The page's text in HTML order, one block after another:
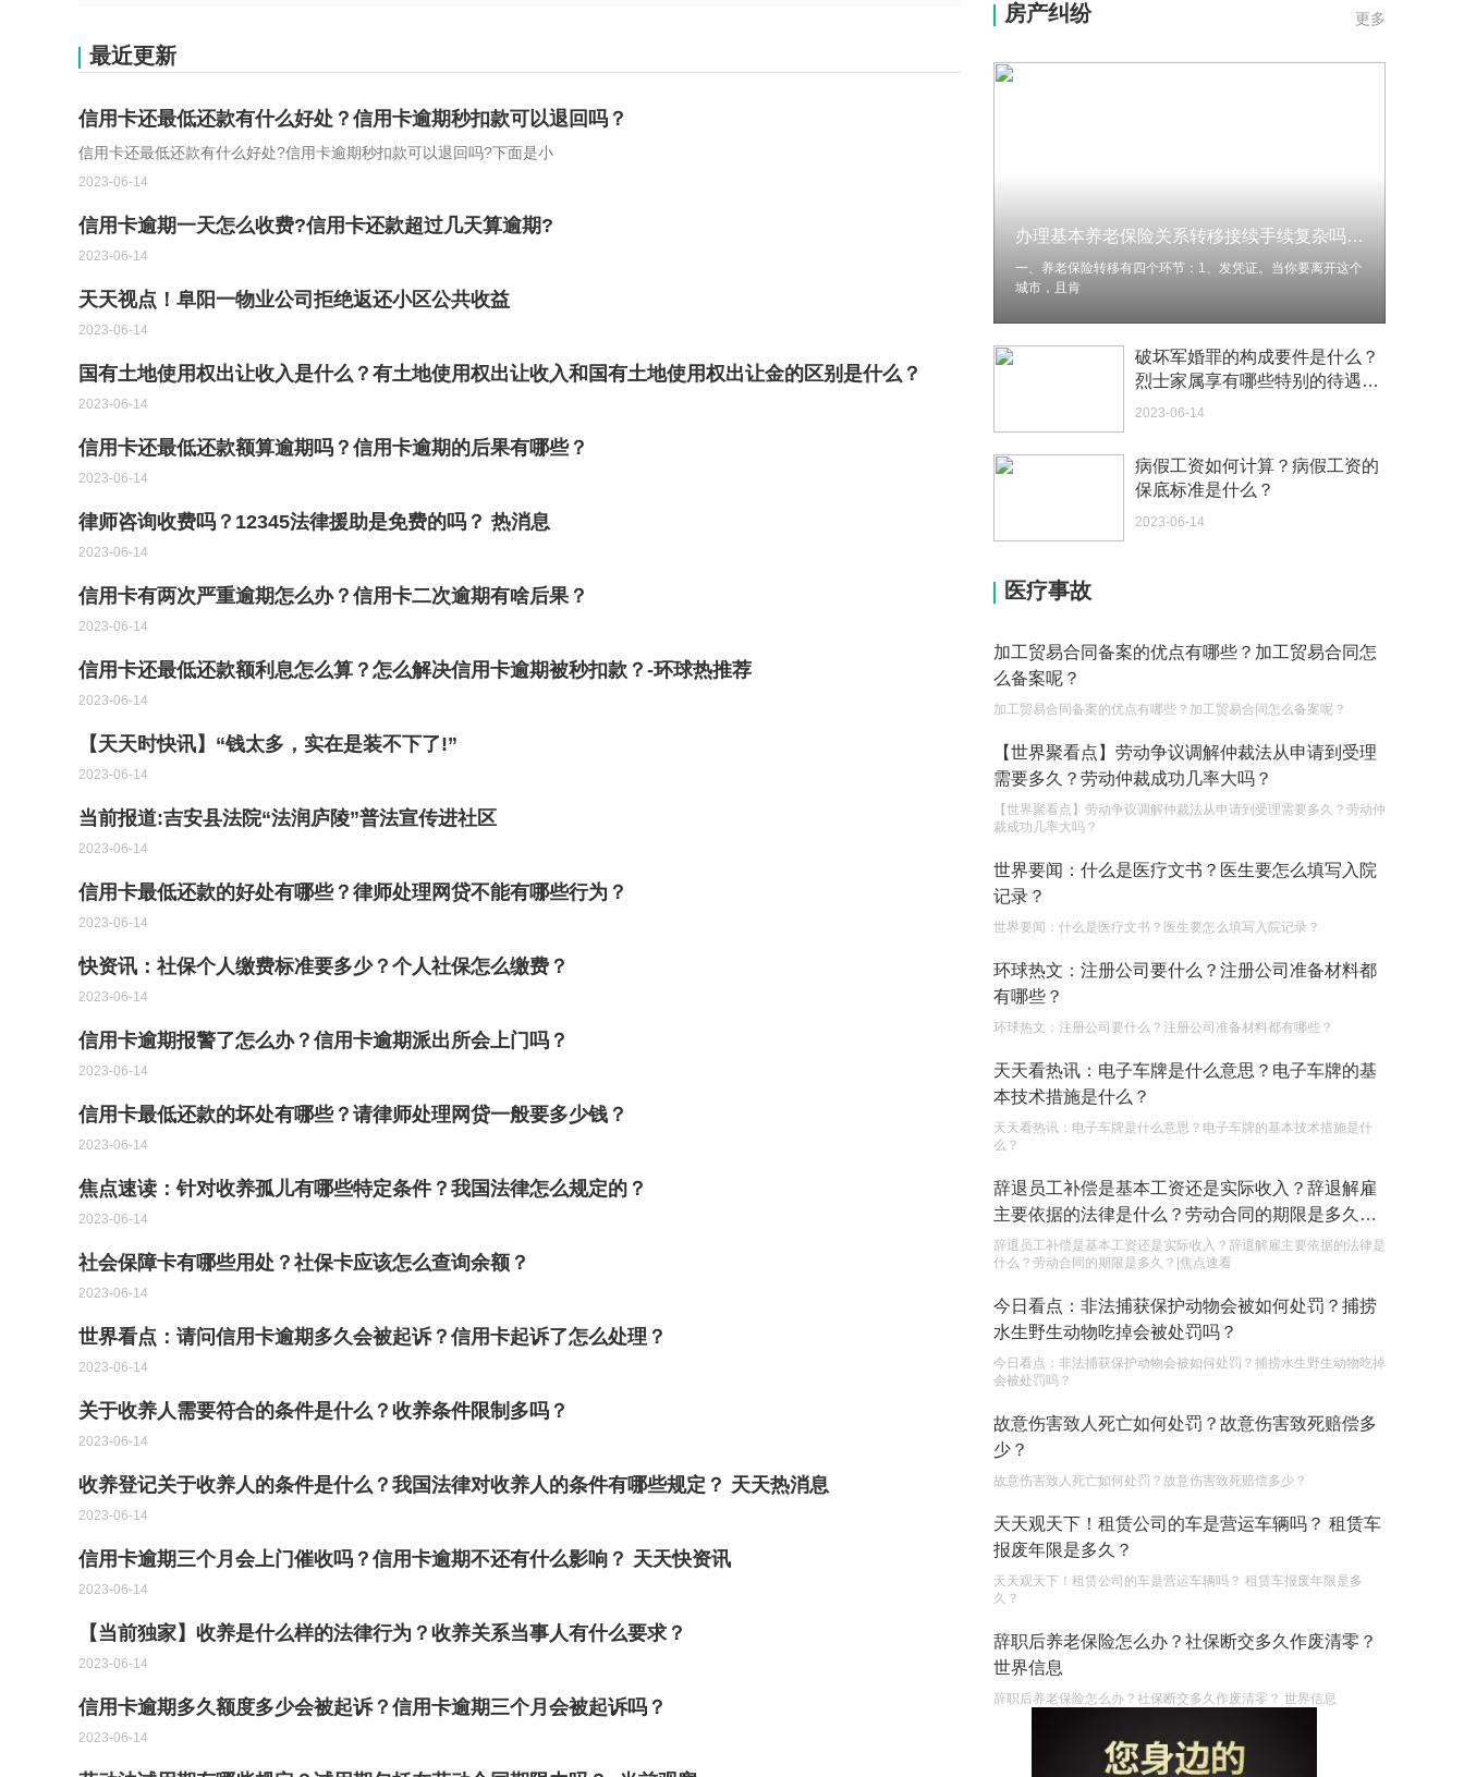
最近更新
信用卡还最低还款有什么好处？信用卡逾期秒扣款可以退回吗？
信用卡还最低还款有什么好处?信用卡逾期秒扣款可以退回吗?下面是小
2023-06-14
信用卡逾期一天怎么收费?信用卡还款超过几天算逾期?
2023-06-14
天天视点！阜阳一物业公司拒绝返还小区公共收益
2023-06-14
国有土地使用权出让收入是什么？有土地使用权出让收入和国有土地使用权出让金的区别是什么？
2023-06-14
信用卡还最低还款额算逾期吗？信用卡逾期的后果有哪些？
2023-06-14
律师咨询收费吗？12345法律援助是免费的吗？ 热消息
2023-06-14
信用卡有两次严重逾期怎么办？信用卡二次逾期有啥后果？
2023-06-14
信用卡还最低还款额利息怎么算？怎么解决信用卡逾期被秒扣款？-环球热推荐
2023-06-14
【天天时快讯】“钱太多，实在是装不下了!”
2023-06-14
当前报道:吉安县法院“法润庐陵”普法宣传进社区
2023-06-14
信用卡最低还款的好处有哪些？律师处理网贷不能有哪些行为？
2023-06-14
快资讯：社保个人缴费标准要多少？个人社保怎么缴费？
2023-06-14
信用卡逾期报警了怎么办？信用卡逾期派出所会上门吗？
2023-06-14
信用卡最低还款的坏处有哪些？请律师处理网贷一般要多少钱？
2023-06-14
焦点速读：针对收养孤儿有哪些特定条件？我国法律怎么规定的？
2023-06-14
社会保障卡有哪些用处？社保卡应该怎么查询余额？
2023-06-14
世界看点：请问信用卡逾期多久会被起诉？信用卡起诉了怎么处理？
2023-06-14
关于收养人需要符合的条件是什么？收养条件限制多吗？
2023-06-14
收养登记关于收养人的条件是什么？我国法律对收养人的条件有哪些规定？ 天天热消息
2023-06-14
信用卡逾期三个月会上门催收吗？信用卡逾期不还有什么影响？ 天天快资讯
2023-06-14
【当前独家】收养是什么样的法律行为？收养关系当事人有什么要求？
2023-06-14
信用卡逾期多久额度多少会被起诉？信用卡逾期三个月会被起诉吗？
2023-06-14
2023-05-04
我想问一下申请护照需要带什么证件？
外国旅游签证可以在中国大使馆登记结婚吗？
2023-05-04
2023-05-04
你好 我想问一下外国人来这里工作没有护照该怎么
如何续签居住证 我的1月7日到期
关报案？
你好 我需要申请去美国结婚的签证 过程是什么？
代理权的产生原因是什么？当我国没有外贸经营权
的企业委托外贸公司进出口贸易时，相关当事人的
权利和责任是什么？
单纯的遗产赠要缴税吗？
2023-05-05
更多
房产纠纷
办理基本养老保险关系转移接续手续复杂吗？养老保险转移的环节有哪些？
一、养老保险转移有四个环节：1、发凭证。当你要离开这个
城市，且肯
破坏军婚罪的构成要件是什么？
烈士家属享有哪些特别的待遇？
抚恤金如何领取？_观察
2023-06-14
病假工资如何计算？病假工资的
保底标准是什么？
2023-06-14
医疗事故
加工贸易合同备案的优点有哪些？加工贸易合同怎
么备案呢？
加工贸易合同备案的优点有哪些？加工贸易合同怎么备案呢？
【世界聚看点】劳动争议调解仲裁法从申请到受理
需要多久？劳动仲裁成功几率大吗？
【世界聚看点】劳动争议调解仲裁法从申请到受理需要多久？劳动仲
裁成功几率大吗？
世界要闻：什么是医疗文书？医生要怎么填写入院
记录？
世界要闻：什么是医疗文书？医生要怎么填写入院记录？
环球热文：注册公司要什么？注册公司准备材料都
有哪些？
环球热文：注册公司要什么？注册公司准备材料都有哪些？
天天看热讯：电子车牌是什么意思？电子车牌的基
本技术措施是什么？
天天看热讯：电子车牌是什么意思？电子车牌的基本技术措施是什
么？
辞退员工补偿是基本工资还是实际收入？辞退解雇
主要依据的法律是什么？劳动合同的期限是多久？|
焦点速看
辞退员工补偿是基本工资还是实际收入？辞退解雇主要依据的法律是
什么？劳动合同的期限是多久？|焦点速看
今日看点：非法捕获保护动物会被如何处罚？捕捞
水生野生动物吃掉会被处罚吗？
今日看点：非法捕获保护动物会被如何处罚？捕捞水生野生动物吃掉
会被处罚吗？
故意伤害致人死亡如何处罚？故意伤害致死赔偿多
少？
故意伤害致人死亡如何处罚？故意伤害致死赔偿多少？
天天观天下！租赁公司的车是营运车辆吗？ 租赁车
报废年限是多久？
天天观天下！租赁公司的车是营运车辆吗？ 租赁车报废年限是多
久？
辞职后养老保险怎么办？社保断交多久作废清零？
世界信息
辞职后养老保险怎么办？社保断交多久作废清零？ 世界信息